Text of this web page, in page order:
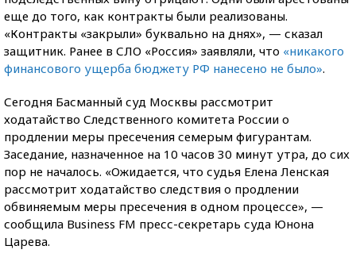
еще до того, как контракты были реализованы.
«Контракты «закрыли» буквально на днях», — сказал
защитник. Ранее в СЛО «Россия» заявляли, что «никакого
финансового ущерба бюджету РФ нанесено не было».
Сегодня Басманный суд Москвы рассмотрит
ходатайство Следственного комитета России о
продлении меры пресечения семерым фигурантам.
Заседание, назначенное на 10 часов 30 минут утра, до сих
пор не началось. «Ожидается, что судья Елена Ленская
рассмотрит ходатайство следствия о продлении
обвиняемым меры пресечения в одном процессе», —
сообщила Business FM пресс-секретарь суда Юнона
Царева.